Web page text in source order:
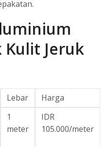
Kulit Jeruk
Lebar
Harga
1
meter
IDR
105.000/meter